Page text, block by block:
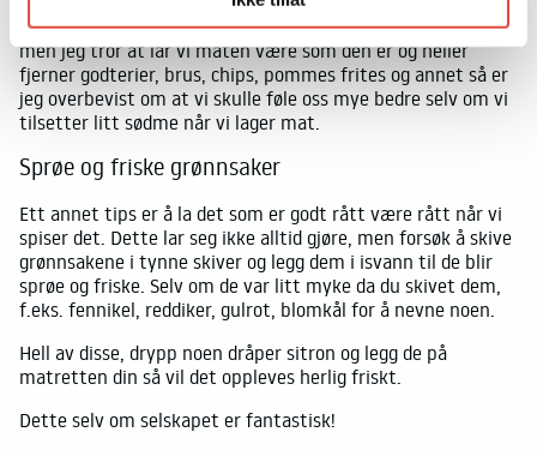
Ja, jeg vet at sukker er farlig og også salt i visse mengder,
men jeg tror at lar vi maten være som den er og heller
fjerner godterier, brus, chips, pommes frites og annet så er
jeg overbevist om at vi skulle føle oss mye bedre selv om vi
tilsetter litt sødme når vi lager mat.
Sprøe og friske grønnsaker
Ett annet tips er å la det som er godt rått være rått når vi
spiser det. Dette lar seg ikke alltid gjøre, men forsøk å skive
grønnsakene i tynne skiver og legg dem i isvann til de blir
sprøe og friske. Selv om de var litt myke da du skivet dem,
f.eks. fennikel, reddiker, gulrot, blomkål for å nevne noen.
Hell av disse, drypp noen dråper sitron og legg de på
matretten din så vil det oppleves herlig friskt.
Dette selv om selskapet er fantastisk!